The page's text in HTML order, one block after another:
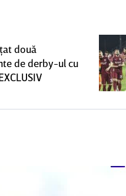
două
de derby-ul cu